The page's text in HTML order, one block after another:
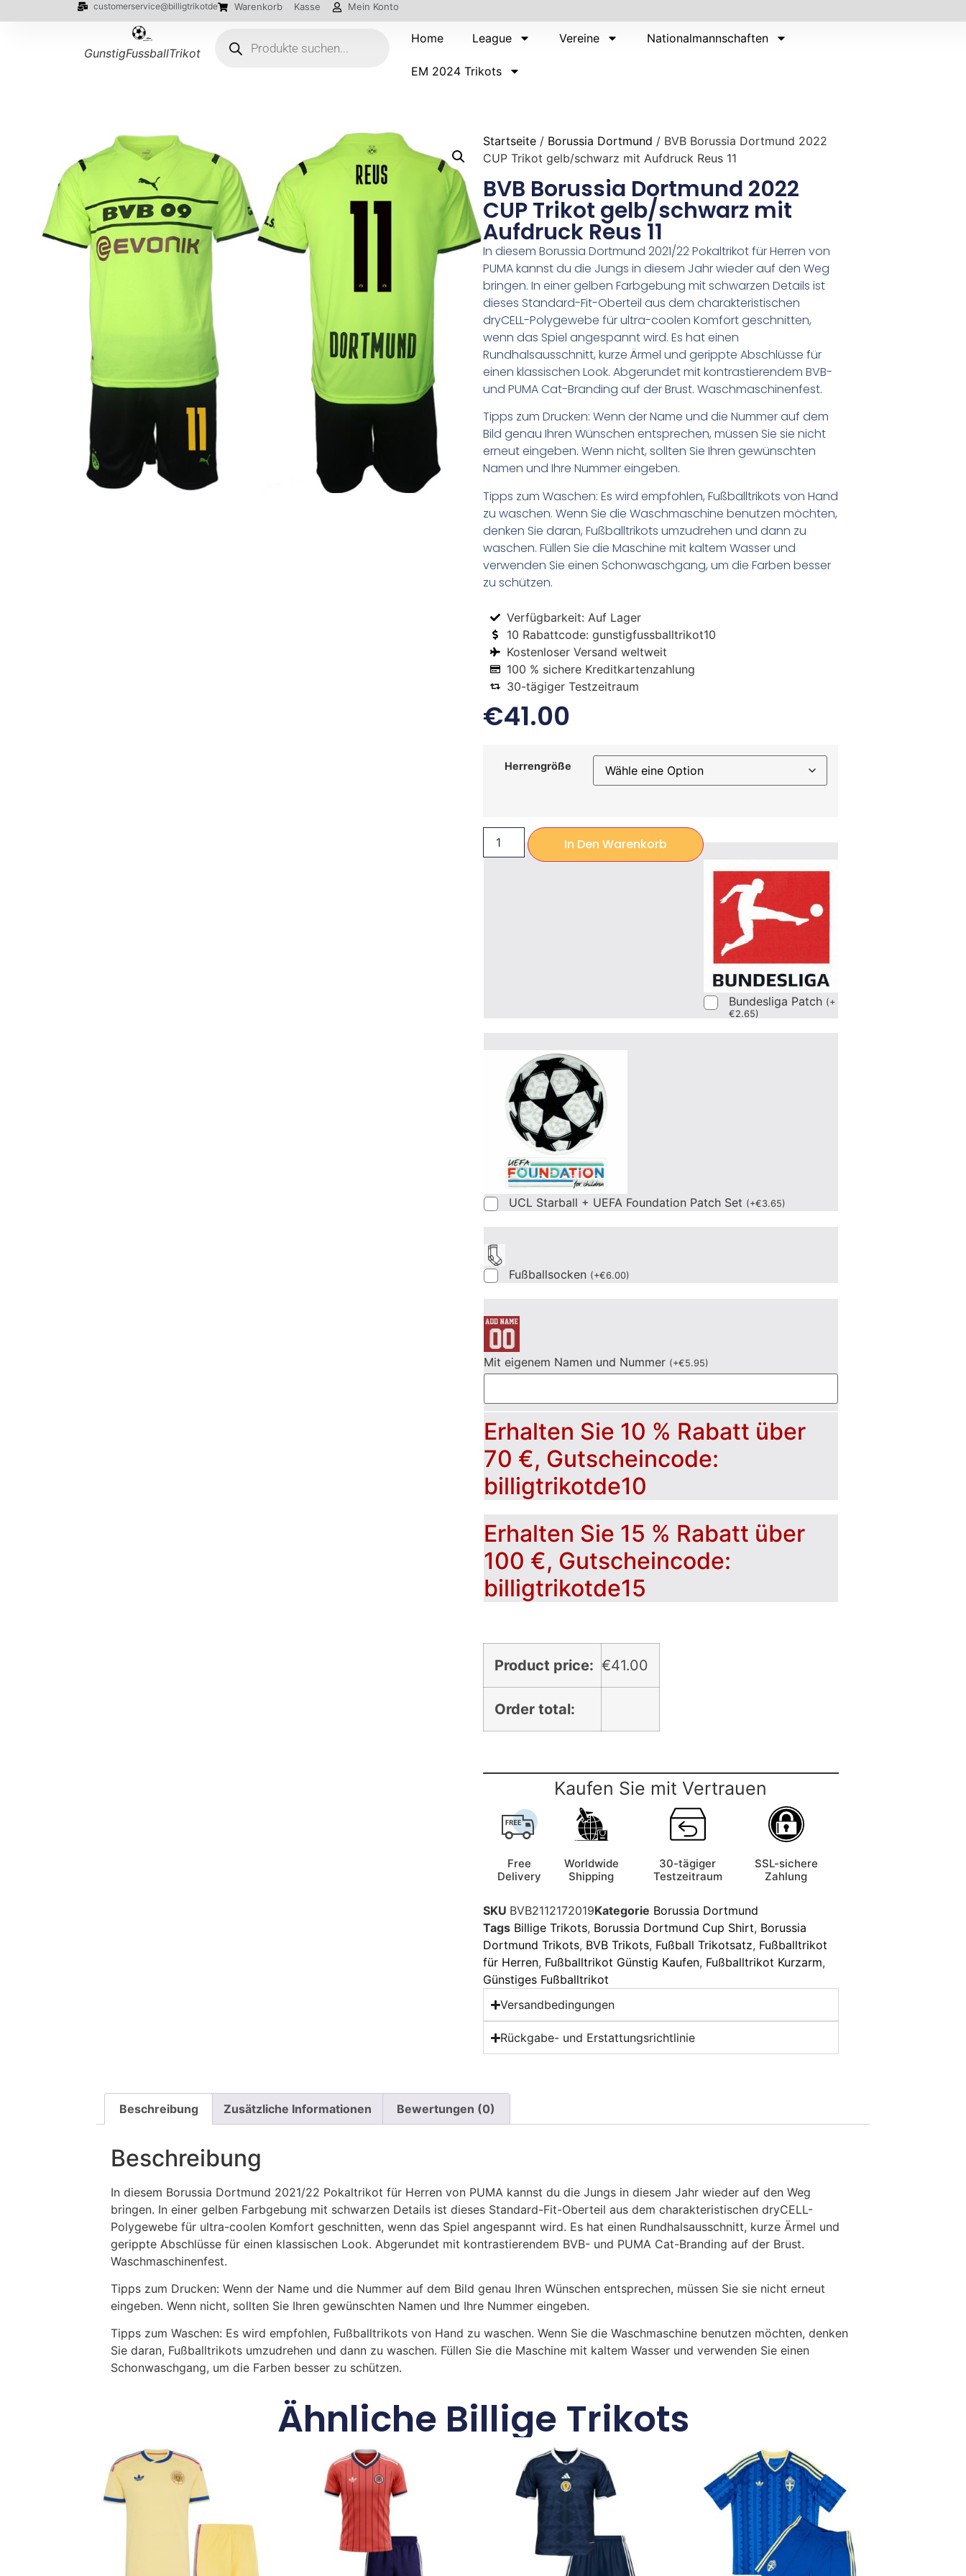
customerservice@billigtrikotde Warenkorb Kasse Mein Konto
GunstigFussballTrikot
Home League Vereine Nationalmannschaften
EM 2024 Trikots
Startseite / Borussia Dortmund / BVB Borussia Dortmund 2022
CUP Trikot gelb/schwarz mit Aufdruck Reus 11
BVB Borussia Dortmund 2022
CUP Trikot gelb/schwarz mit
Aufdruck Reus 11
In diesem Borussia Dortmund 2021/22 Pokaltrikot für Herren von
PUMA kannst du die Jungs in diesem Jahr wieder auf den Weg
bringen. In einer gelben Farbgebung mit schwarzen Details ist
dieses Standard-Fit-Oberteil aus dem charakteristischen
dryCELL-Polygewebe für ultra-coolen Komfort geschnitten,
wenn das Spiel angespannt wird. Es hat einen
Rundhalsausschnitt, kurze Ärmel und gerippte Abschlüsse für
einen klassischen Look. Abgerundet mit kontrastierendem BVB-
und PUMA Cat-Branding auf der Brust. Waschmaschinenfest.
Tipps zum Drucken: Wenn der Name und die Nummer auf dem
Bild genau Ihren Wünschen entsprechen, müssen Sie sie nicht
erneut eingeben. Wenn nicht, sollten Sie Ihren gewünschten
Namen und Ihre Nummer eingeben.
Tipps zum Waschen: Es wird empfohlen, Fußballtrikots von Hand
zu waschen. Wenn Sie die Waschmaschine benutzen möchten,
denken Sie daran, Fußballtrikots umzudrehen und dann zu
waschen. Füllen Sie die Maschine mit kaltem Wasser und
verwenden Sie einen Schonwaschgang, um die Farben besser
zu schützen.
Verfügbarkeit: Auf Lager
10 Rabattcode: gunstigfussballtrikot10
Kostenloser Versand weltweit
100 % sichere Kreditkartenzahlung
30-tägiger Testzeitraum
€41.00
Herrengröße
In Den Warenkorb
Bundesliga Patch (+
€2.65)
UCL Starball + UEFA Foundation Patch Set (+€3.65)
Fußballsocken (+€6.00)
Mit eigenem Namen und Nummer (+€5.95)
Erhalten Sie 10 % Rabatt über
70 €, Gutscheincode:
billigtrikotde10
Erhalten Sie 15 % Rabatt über
100 €, Gutscheincode:
billigtrikotde15
Product price: €41.00
Order total:
Kaufen Sie mit Vertrauen
Free
Delivery
Worldwide
Shipping
30-tägiger
Testzeitraum
SSL-sichere
Zahlung
SKU BVB2112172019Kategorie Borussia Dortmund
Tags Billige Trikots, Borussia Dortmund Cup Shirt, Borussia
Dortmund Trikots, BVB Trikots, Fußball Trikotsatz, Fußballtrikot
für Herren, Fußballtrikot Günstig Kaufen, Fußballtrikot Kurzarm,
Günstiges Fußballtrikot
Versandbedingungen
Rückgabe- und Erstattungsrichtlinie
Beschreibung Zusätzliche Informationen Bewertungen (0)
Beschreibung
In diesem Borussia Dortmund 2021/22 Pokaltrikot für Herren von PUMA kannst du die Jungs in diesem Jahr wieder auf den Weg
bringen. In einer gelben Farbgebung mit schwarzen Details ist dieses Standard-Fit-Oberteil aus dem charakteristischen dryCELL-
Polygewebe für ultra-coolen Komfort geschnitten, wenn das Spiel angespannt wird. Es hat einen Rundhalsausschnitt, kurze Ärmel und
gerippte Abschlüsse für einen klassischen Look. Abgerundet mit kontrastierendem BVB- und PUMA Cat-Branding auf der Brust.
Waschmaschinenfest.
Tipps zum Drucken: Wenn der Name und die Nummer auf dem Bild genau Ihren Wünschen entsprechen, müssen Sie sie nicht erneut
eingeben. Wenn nicht, sollten Sie Ihren gewünschten Namen und Ihre Nummer eingeben.
Tipps zum Waschen: Es wird empfohlen, Fußballtrikots von Hand zu waschen. Wenn Sie die Waschmaschine benutzen möchten, denken
Sie daran, Fußballtrikots umzudrehen und dann zu waschen. Füllen Sie die Maschine mit kaltem Wasser und verwenden Sie einen
Schonwaschgang, um die Farben besser zu schützen.
Ähnliche Billige Trikots